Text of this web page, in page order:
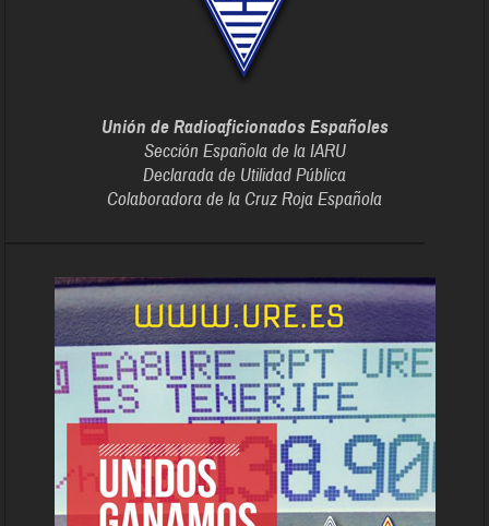
Unión de Radioaficionados Españoles
Sección Española de la IARU
Declarada de Utilidad Pública
Colaboradora de la Cruz Roja Española